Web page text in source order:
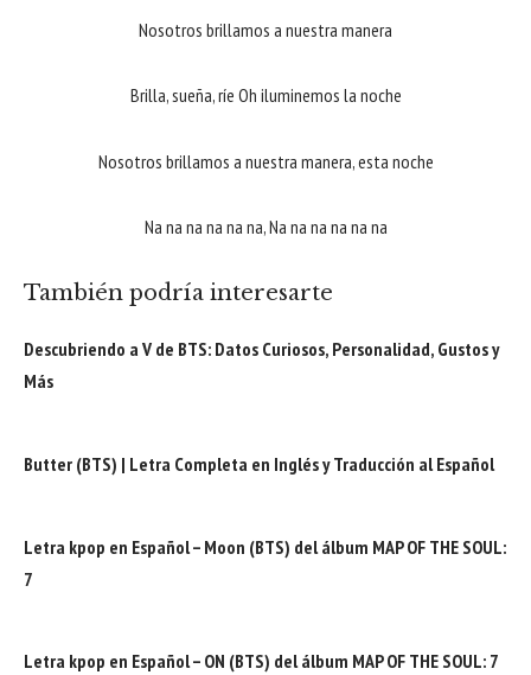
Nosotros brillamos a nuestra manera
Brilla, sueña, ríe Oh iluminemos la noche
Nosotros brillamos a nuestra manera, esta noche
Na na na na na na, Na na na na na na
También podría interesarte
Descubriendo a V de BTS: Datos Curiosos, Personalidad, Gustos y
Más
Butter (BTS) | Letra Completa en Inglés y Traducción al Español
Letra kpop en Español – Moon (BTS) del álbum MAP OF THE SOUL:
7
Letra kpop en Español – ON (BTS) del álbum MAP OF THE SOUL: 7